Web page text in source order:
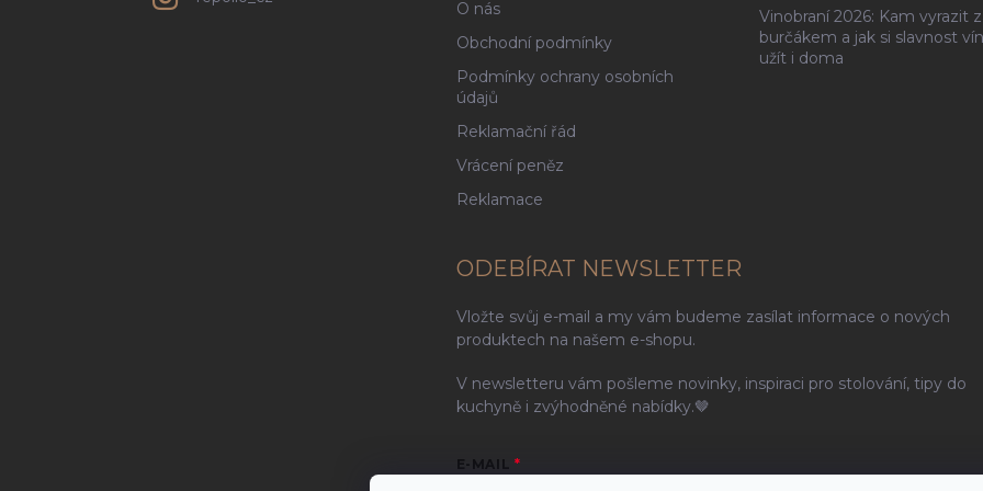
O nás
Obchodní podmínky
Podmínky ochrany osobních
údajů
Reklamační řád
Vrácení peněz
Reklamace
Vinobraní 2026: Kam vyrazit
burčákem a jak si slavnost
užít i doma
ODEBÍRAT NEWSLETTER
Vložte svůj e-mail a my vám budeme zasílat informace o nových
produktech na našem e-shopu.
V newsletteru vám pošleme novinky, inspiraci pro stolování, tipy do
kuchyně i zvýhodněné nabídky.🤎
E-MAIL